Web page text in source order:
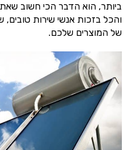
ביותר, הוא הדבר הכי חשוב
והכל בזכות אנשי שירות טובים,
של המוצרים שלכם.